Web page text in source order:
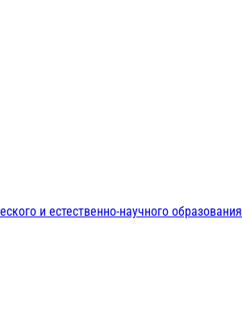
и естественно-научного образования